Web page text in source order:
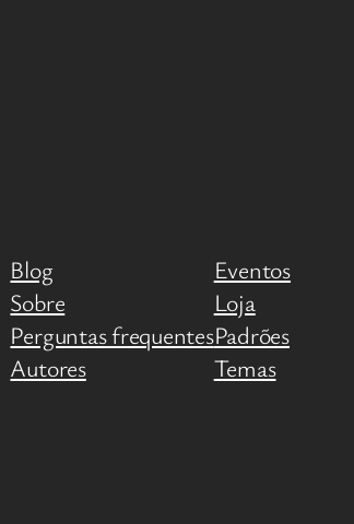
Blog
Sobre
Perguntas frequentes
Autores
Eventos
Loja
Padrões
Temas